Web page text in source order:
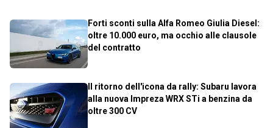
Forti sconti sulla Alfa Romeo Giulia Diesel:
oltre 10.000 euro, ma occhio alle clausole
del contratto
Il ritorno dell'icona da rally: Subaru lavora
alla nuova Impreza WRX STi a benzina da
oltre 300 CV